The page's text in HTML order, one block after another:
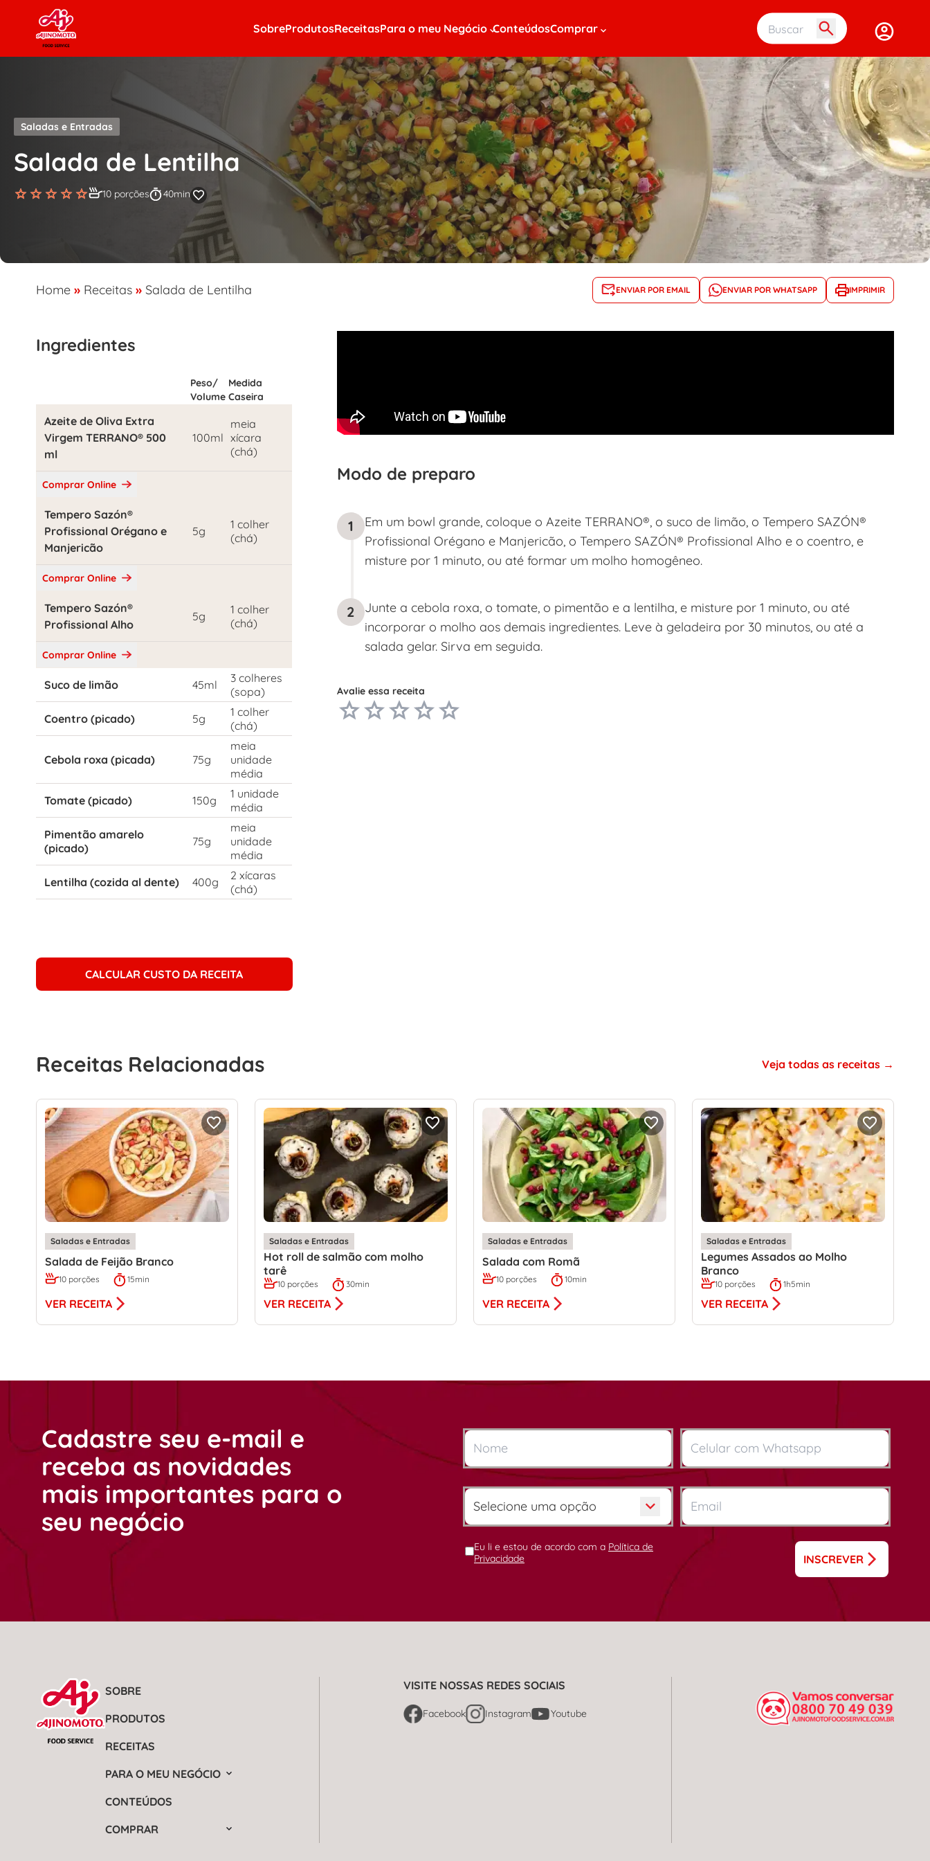
Skip to content
SobreProdutosReceitasPara o meu Negócio ConteúdosComprar
Buscar
Saladas e Entradas
Salada de Lentilha
10 porções 40min
Home » Receitas » Salada de Lentilha ENVIAR POR EMAIL ENVIAR POR WHATSAPP IMPRIMIR
Ingredientes
Peso/
Volume
Medida
Caseira
Azeite de Oliva Extra
Virgem TERRANO® 500
ml
100ml
meia
xícara
(chá)
Comprar Online
Tempero Sazón®
Profissional Orégano e
Manjericão
5g
1 colher
(chá)
Comprar Online
Tempero Sazón®
Profissional Alho
5g
1 colher
(chá)
Comprar Online
Suco de limão 45ml
3 colheres
(sopa)
Coentro (picado)
5g
1 colher
(chá)
Cebola roxa (picada) 75g
meia
unidade
média
Tomate (picado)
150g
1 unidade
média
Pimentão amarelo
(picado)
75g
meia
unidade
média
Lentilha (cozida al dente)
400g
2 xícaras
(chá)
CALCULAR CUSTO DA RECEITA
Modo de preparo
1
Em um bowl grande, coloque o Azeite TERRANO®, o suco de limão, o Tempero SAZÓN®
Profissional Orégano e Manjericão, o Tempero SAZÓN® Profissional Alho e o coentro, e
misture por 1 minuto, ou até formar um molho homogêneo.
2
Junte a cebola roxa, o tomate, o pimentão e a lentilha, e misture por 1 minuto, ou até
incorporar o molho aos demais ingredientes. Leve à geladeira por 30 minutos, ou até a
salada gelar. Sirva em seguida.
Avalie essa receita
Receitas Relacionadas Veja todas as receitas
Saladas e Entradas
Salada de Feijão Branco
10 porções 15min
VER RECEITA
Saladas e Entradas
Hot roll de salmão com molho
tarê
10 porções 30min
VER RECEITA
Saladas e Entradas
Salada com Romã
10 porções 10min
VER RECEITA
Saladas e Entradas
Legumes Assados ao Molho
Branco
10 porções 1h5min
VER RECEITA
Cadastre seu e-mail e
receba as novidades
mais importantes para o
seu negócio
Eu li e estou de acordo com a Política de
Privacidade
INSCREVER
SOBRE
PRODUTOS
RECEITAS
PARA O MEU NEGÓCIO
CONTEÚDOS
COMPRAR
VISITE NOSSAS REDES SOCIAIS
Facebook Instagram Youtube